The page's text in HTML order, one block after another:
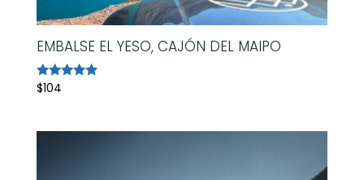
EMBALSE EL YESO, CAJÓN DEL MAIPO
Avaliação
$104